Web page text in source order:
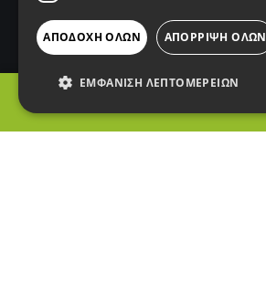
Industrial Lighting
Decorative Lighting
Intelligent Control
ΑΠΟΔΟΧΉ ΌΛΩΝ ΑΠΌΡΡΙΨΗ ΌΛΩΝ
ΕΜΦΆΝΙΣΗ ΛΕΠΤΟΜΕΡΕΙΏΝ